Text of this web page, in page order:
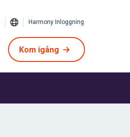
Harmony Inloggning
Kom igång